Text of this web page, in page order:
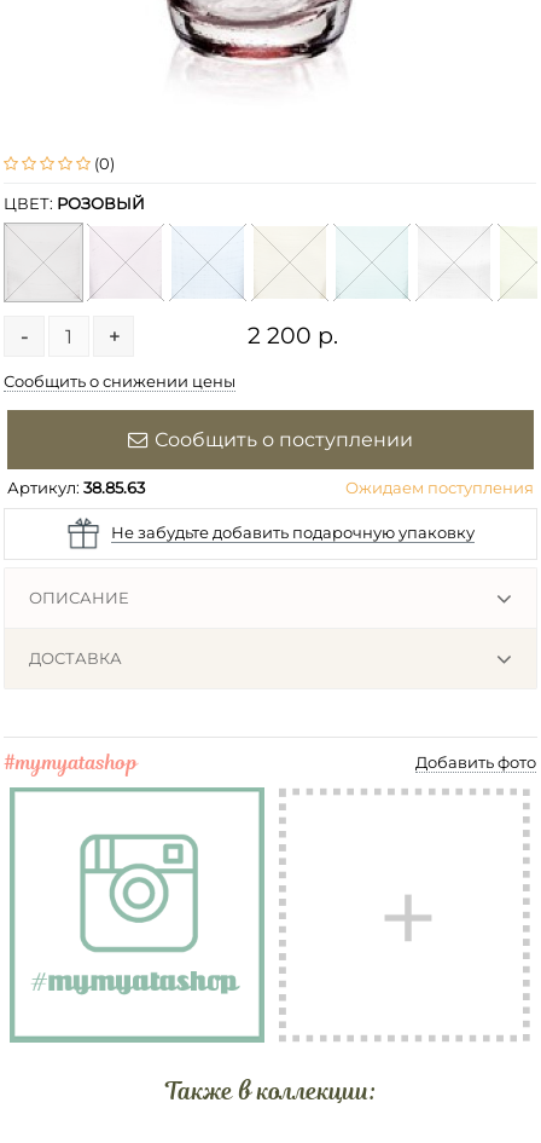
(0)
ЦВЕТ: РОЗОВЫЙ
- + 2 200 р.
Сообщить о снижении цены
Сообщить о поступлении
Артикул:38.85.63 Ожидаем поступления
Не забудьте добавить подарочную упаковку
ОПИСАНИЕ
ДОСТАВКА
#mymyatashop Добавить фото
Также в коллекции: